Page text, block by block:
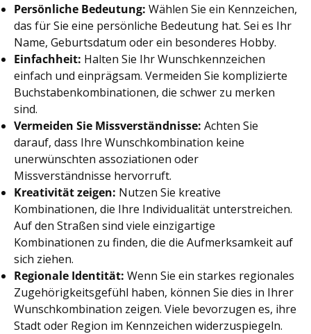
Persönliche Bedeutung: Wählen Sie ein Kennzeichen,
das für Sie eine persönliche Bedeutung hat. Sei es Ihr
Name, Geburtsdatum oder ein besonderes Hobby.
Einfachheit: Halten Sie Ihr Wunschkennzeichen
einfach und einprägsam. Vermeiden Sie komplizierte
Buchstabenkombinationen, die schwer zu merken
sind.
Vermeiden Sie Missverständnisse: Achten Sie
darauf, dass Ihre Wunschkombination keine
unerwünschten assoziationen oder
Missverständnisse hervorruft.
Kreativität zeigen: Nutzen Sie kreative
Kombinationen, die Ihre Individualität unterstreichen.
Auf den Straßen sind viele einzigartige
Kombinationen zu finden, die die Aufmerksamkeit auf
sich ziehen.
Regionale Identität: Wenn Sie ein starkes regionales
Zugehörigkeitsgefühl haben, können Sie dies in Ihrer
Wunschkombination zeigen. Viele bevorzugen es, ihre
Stadt oder Region im Kennzeichen widerzuspiegeln.